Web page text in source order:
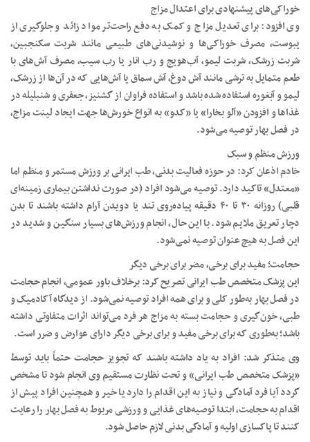
خوراکی‌های پیشنهادی برای اعتدال مزاج
وی افزود: برای تعدیل مزاج و کمک به دفع راحت‌تر مواد زائد و جلوگیری از
یبوست، مصرف خوراکی‌ها و نوشیدنی‌های طبیعی مانند شربت سکنجبین،
شربت زرشک، شربت لیمو، آب‌هویج و رب انار یا رب سیب، مصرف آش‌های با
طعم متمایل به ترشی مانند آش دوغ، آش سماق یا آش‌هایی که در آن‌ها از زرشک،
لیمو و آبغوره استفاده شده باشد و استفاده فراوان از گشنیز، جعفری و شنبلیله در
غذاها و افزودن «آلو بخارا» یا «کدو» به انواع خورش‌ها جهت ایجاد لینت مزاج،
در فصل بهار توصیه می‌شود.
ورزش منظم و سبک
خادم اذعان کرد: در حوزه فعالیت بدنی، طب ایرانی بر ورزش مستمر و منظم اما
«معتدل» تاکید دارد. توصیه می‌شود افراد (در صورت نداشتن بیماری زمینه‌ای
قلبی) روزانه ۳۰ تا ۴۰ دقیقه پیاده‌روی تند یا دویدن آرام داشته باشند تا بدن
دچار تعریق ملایم شود. با این حال، انجام ورزش‌های بسیار سنگین و شدید در
این فصل به هیچ عنوان توصیه نمی‌شود.
حجامت؛ مفید برای برخی، مضر برای برخی دیگر
این پزشک متخصص طب ایرانی تصریح کرد: برخلاف باور عمومی، انجام حجامت
در فصل بهار به‌طور کلی و برای همه افراد توصیه نمی‌شود. از دیدگاه آکادمیک و
طبی، خون‌گیری و حجامت بسته به مزاج هر فرد می‌تواند اثرات متفاوتی داشته
باشد؛ به‌طوری که برای برخی مفید و برای برخی دیگر دارای عوارض و ضرر است.
وی متذکر شد: افراد به یاد داشته باشند که تجویز حجامت حتماً باید توسط
«پزشک متخصص طب ایرانی» و تحت نظارت مستقیم وی انجام شود تا مشخص
گردد آیا فرد آمادگی و نیاز به این اقدام را دارد یا خیر و همچنین افراد پیش از
اقدام به حجامت، ابتدا توصیه‌های غذایی و ورزشی مربوط به فصل بهار را رعایت
کنند تا پاکسازی اولیه و آمادگی بدنی لازم حاصل شود.